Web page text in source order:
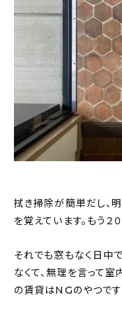
拭き掃除が簡単だし、
を覚えています。もう２
それでも窓もなく日中
なくて、無理を言って
の賃貸はNGのやつです